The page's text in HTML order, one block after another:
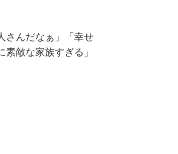
さんだなぁ」「幸せ
敵な家族すぎる」